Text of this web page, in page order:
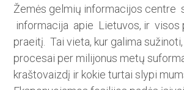
Žemės gelmių informacijos centre
informacija apie Lietuvos, ir visos
praeitį. Tai vieta, kur galima
procesai per milijonus metų
kraštovaizdį ir kokie turtai slypi